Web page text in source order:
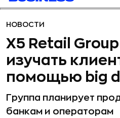
НОВОСТИ
X5 Retail
изучать
помощью big
Группа планирует
банкам и операторам